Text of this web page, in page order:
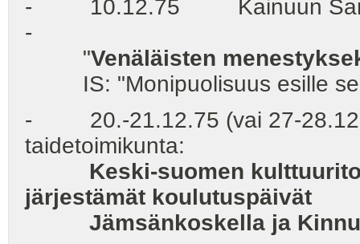
- 10.12.75 Kainuun
-
"Venäläisten
IS: "Monipuolisuus esille
- 20.-21.12.75 (vai 27-
taidetoimikunta:
Keski-suomen
järjestämät koulutuspäivät
Jämsänkoskella ja